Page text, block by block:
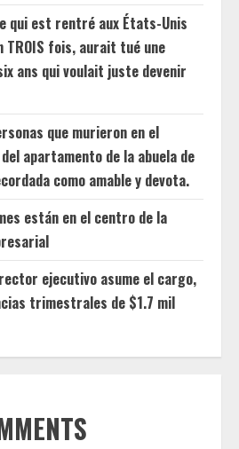
qui est rentré aux États-Unis
TROIS fois, aurait tué une
ans qui voulait juste devenir
que murieron en el
apartamento de la abuela de
como amable y devota.
están en el centro de la
ejecutivo asume el cargo,
trimestrales de $1.7 mil